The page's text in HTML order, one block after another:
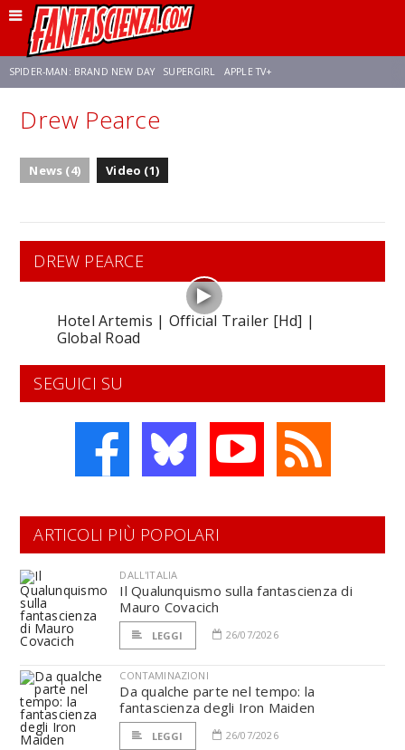
SPIDER-MAN: BRAND NEW DAY SUPERGIRL APPLE TV+
FRANCO RICCIARDIELLO ZENDAYA
Drew Pearce
News (4) Video (1)
DREW PEARCE
Hotel Artemis | Official Trailer [Hd] |
Global Road
SEGUICI SU
ARTICOLI PIÙ POPOLARI
DALL'ITALIA
Il Qualunquismo sulla fantascienza di
Mauro Covacich
LEGGI 26/07/2026
CONTAMINAZIONI
Da qualche parte nel tempo: la
fantascienza degli Iron Maiden
LEGGI 26/07/2026